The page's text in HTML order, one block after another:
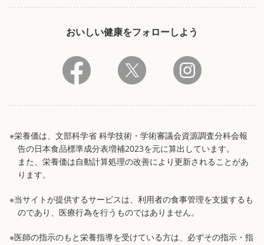
おいしい健康をフォローしよう
※栄養価は、文部科学省 科学技術・学術審議会資源調査分科会報
告の日本食品標準成分表増補2023を元に算出しています。
また、栄養価は自動計算処理の改善により更新されることがあ
ります。
※当サイトが提供するサービスは、利用者の食事管理を支援するも
のであり、医療行為を行うものではありません。
※医師の指示のもと栄養指導を受けている方は、必ずその指示・指